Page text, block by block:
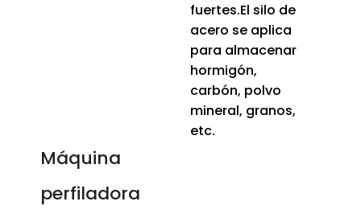
fuertes.El silo de
acero se aplica
para almacenar
hormigón,
carbón, polvo
mineral, granos,
etc.
Máquina
perfiladora